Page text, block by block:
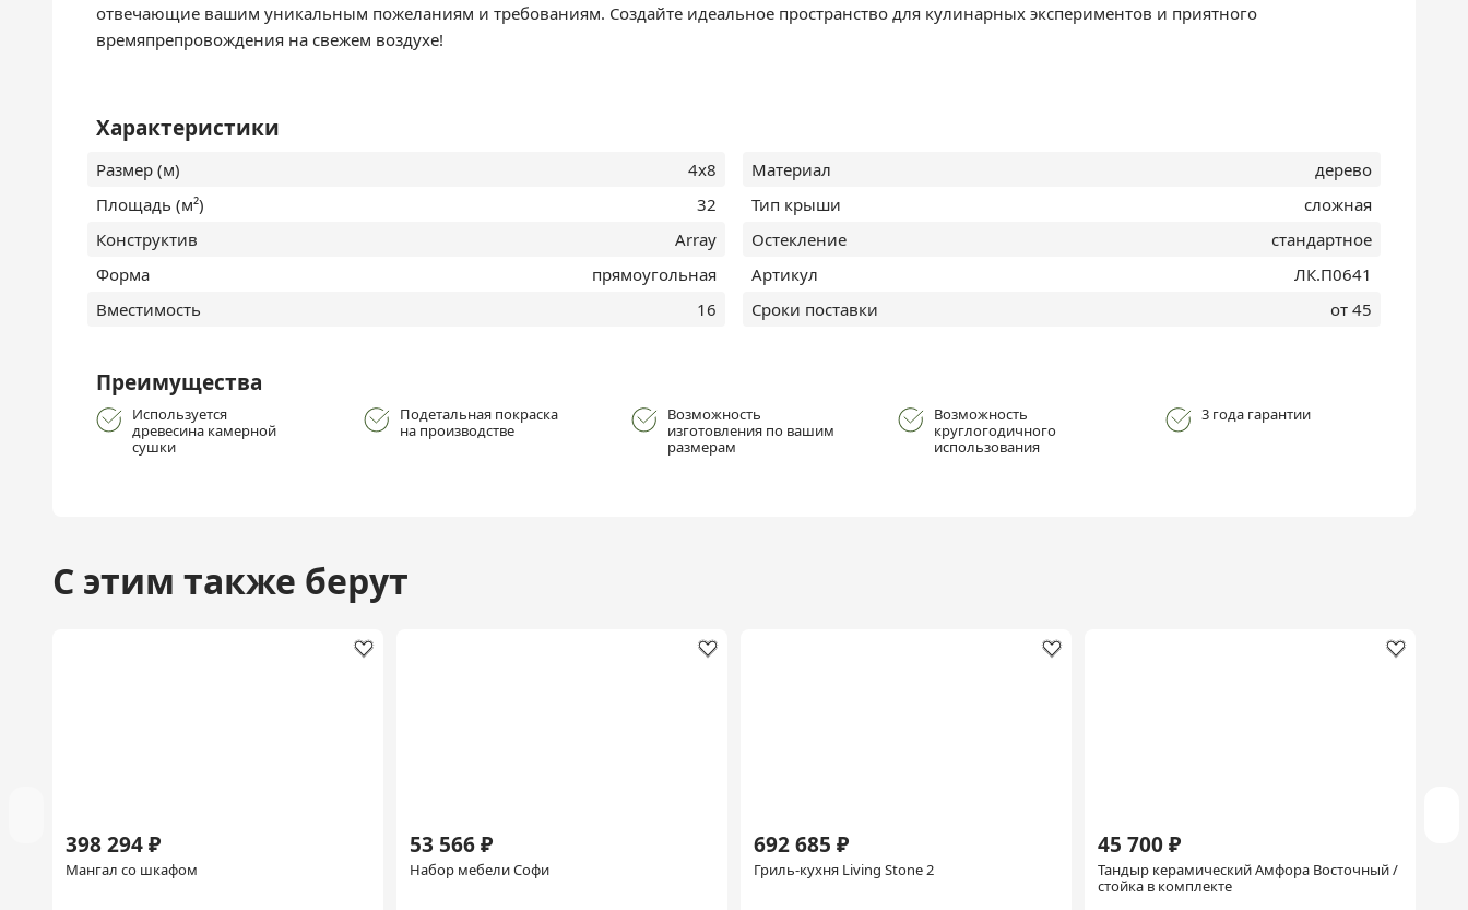
отвечающие вашим уникальным пожеланиям и требованиям. Создайте идеальное пространство для кулинарных экспериментов и приятного
времяпрепровождения на свежем воздухе!
Характеристики
Размер (м)
4х8
Площадь (м²)
32
Конструктив
Array
Форма
прямоугольная
Вместимость
16
Материал
дерево
Тип крыши
сложная
Остекление
стандартное
Артикул
ЛК.П0641
Сроки поставки
от 45
Преимущества
Используется
древесина камерной
сушки
Подетальная покраска
на производстве
Возможность
изготовления по вашим
размерам
Возможность
круглогодичного
использования
3 года гарантии
С этим также берут
398 294 ₽
Мангал со шкафом
53 566 ₽
Набор мебели Софи
692 685 ₽
Гриль-кухня Living Stone 2
45 700 ₽
Тандыр керамический Амфора Восточный /
стойка в комплекте